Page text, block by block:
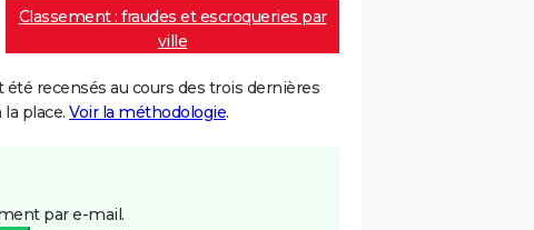
Classement : fraudes et escroqueries par
ville
recensés au cours des trois dernières
place. Voir la méthodologie.
par e-mail.